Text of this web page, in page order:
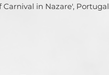
in Nazare', Portugal